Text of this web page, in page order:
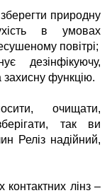
природну
в умовах
повітрі;
дезінфікуючу,
функцію.
очищати,
так ви
Реліз надійний,
контактних лінз –